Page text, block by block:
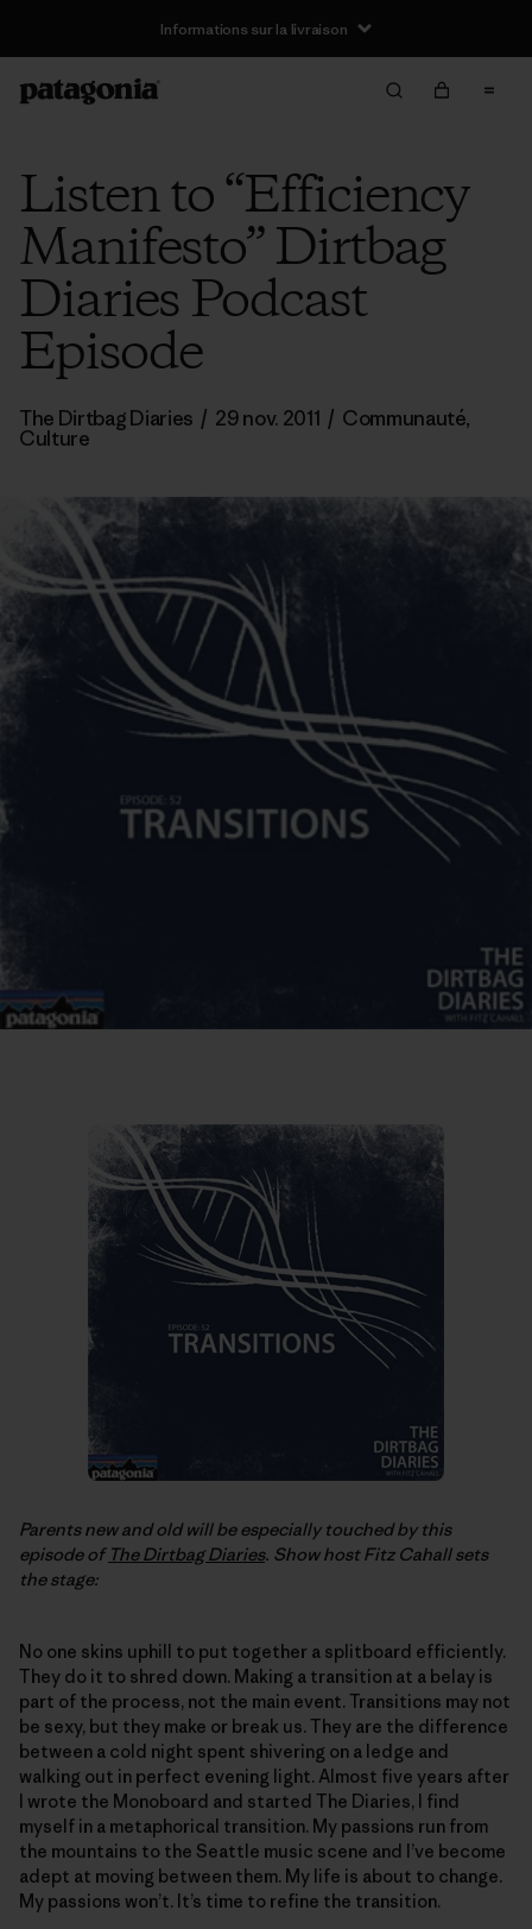
Informations sur la livraison
Listen to “Efficiency
Manifesto” Dirtbag
Diaries Podcast
Episode
The Dirtbag Diaries / 29 nov. 2011 / Communauté,
Culture
Parents new and old will be especially touched by this
episode of The Dirtbag Diaries. Show host Fitz Cahall sets
the stage:
No one skins uphill to put together a splitboard efficiently.
They do it to shred down. Making a transition at a belay is
part of the process, not the main event. Transitions may not
be sexy, but they make or break us. They are the difference
between a cold night spent shivering on a ledge and
walking out in perfect evening light. Almost five years after
I wrote the Monoboard and started The Diaries, I find
myself in a metaphorical transition. My passions run from
the mountains to the Seattle music scene and I’ve become
adept at moving between them. My life is about to change.
My passions won’t. It’s time to refine the transition.